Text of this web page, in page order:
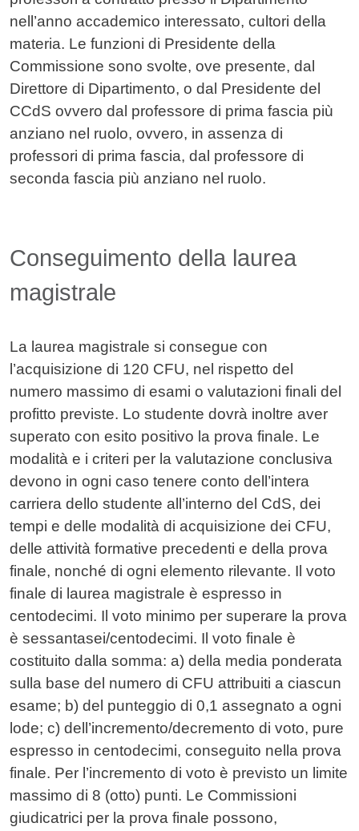
nell’anno accademico interessato, cultori della
materia. Le funzioni di Presidente della
Commissione sono svolte, ove presente, dal
Direttore di Dipartimento, o dal Presidente del
CCdS ovvero dal professore di prima fascia più
anziano nel ruolo, ovvero, in assenza di
professori di prima fascia, dal professore di
seconda fascia più anziano nel ruolo.
Conseguimento della laurea
magistrale
La laurea magistrale si consegue con
l’acquisizione di 120 CFU, nel rispetto del
numero massimo di esami o valutazioni finali del
profitto previste. Lo studente dovrà inoltre aver
superato con esito positivo la prova finale. Le
modalità e i criteri per la valutazione conclusiva
devono in ogni caso tenere conto dell’intera
carriera dello studente all’interno del CdS, dei
tempi e delle modalità di acquisizione dei CFU,
delle attività formative precedenti e della prova
finale, nonché di ogni elemento rilevante. Il voto
finale di laurea magistrale è espresso in
centodecimi. Il voto minimo per superare la prova
è sessantasei/centodecimi. Il voto finale è
costituito dalla somma: a) della media ponderata
sulla base del numero di CFU attribuiti a ciascun
esame; b) del punteggio di 0,1 assegnato a ogni
lode; c) dell’incremento/decremento di voto, pure
espresso in centodecimi, conseguito nella prova
finale. Per l’incremento di voto è previsto un limite
massimo di 8 (otto) punti. Le Commissioni
giudicatrici per la prova finale possono,